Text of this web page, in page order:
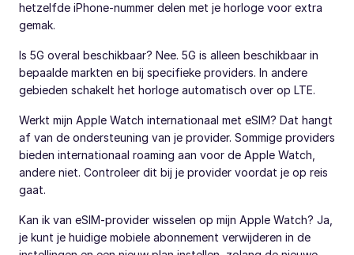
hetzelfde iPhone-nummer delen met je horloge voor extra
gemak.
Is 5G overal beschikbaar? Nee. 5G is alleen beschikbaar in
bepaalde markten en bij specifieke providers. In andere
gebieden schakelt het horloge automatisch over op LTE.
Werkt mijn Apple Watch internationaal met eSIM? Dat hangt
af van de ondersteuning van je provider. Sommige providers
bieden internationaal roaming aan voor de Apple Watch,
andere niet. Controleer dit bij je provider voordat je op reis
gaat.
Kan ik van eSIM-provider wisselen op mijn Apple Watch? Ja,
je kunt je huidige mobiele abonnement verwijderen in de